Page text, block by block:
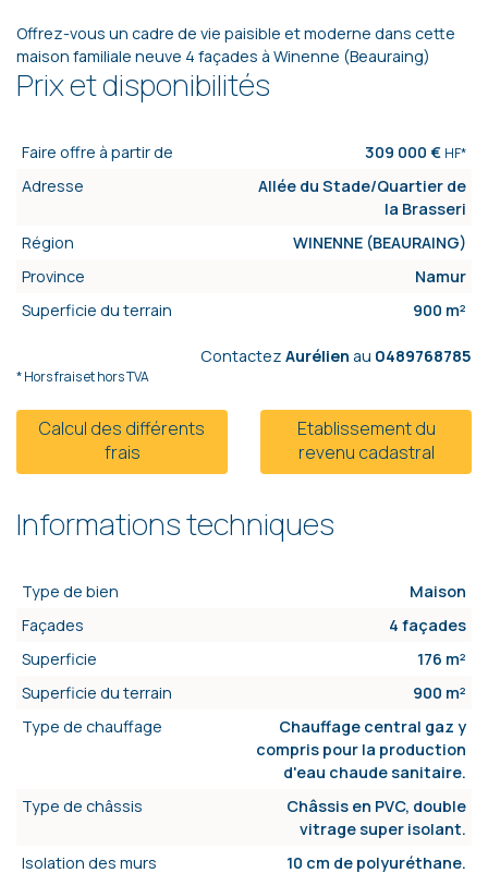
Offrez-vous un cadre de vie paisible et moderne dans cette
maison familiale neuve 4 façades à Winenne (Beauraing)
Prix et disponibilités
Faire offre à partir de 309 000 € HF*
Adresse
Allée du Stade/Quartier de
la Brasseri
Région
WINENNE (BEAURAING)
Province
Namur
Superficie du terrain
900 m²
Contactez Aurélien au 0489768785
* Hors frais et hors TVA
Calcul des différents
frais
Etablissement du
revenu cadastral
Informations techniques
Type de bien
Maison
Façades
4 façades
Superficie
176 m²
Superficie du terrain
900 m²
Type de chauffage
Chauffage central gaz y
compris pour la production
d'eau chaude sanitaire.
Type de châssis
Châssis en PVC, double
vitrage super isolant.
Isolation des murs
10 cm de polyuréthane.